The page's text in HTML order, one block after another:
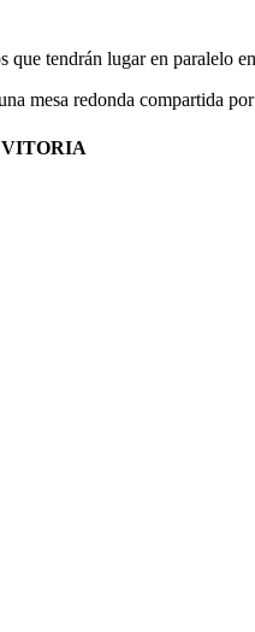
tendrán lugar en paralelo
mesa redonda compartida
VITORIA